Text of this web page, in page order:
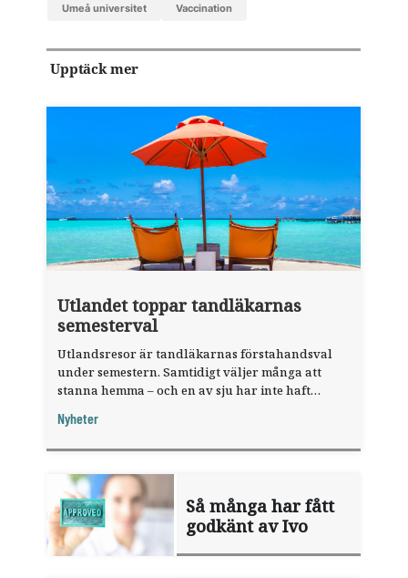
Umeå universitet vaccination
Upptäck mer
Utlandet toppar tandläkarnas
semesterval
Utlandsresor är tandläkarnas förstahandsval
under semestern. Samtidigt väljer många att
stanna hemma – och en av sju har inte haft
fråga".
Nyheter
Så många har fått
godkänt av Ivo